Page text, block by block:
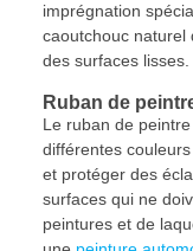
imprégnation
caoutchouc naturel
des surfaces lisses.
Ruban de
Le ruban de
différentes
et protéger des
surfaces qui ne
peintures et de